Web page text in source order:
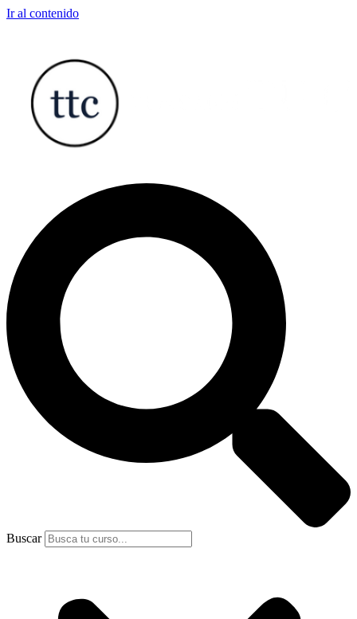
Ir al contenido
Buscar